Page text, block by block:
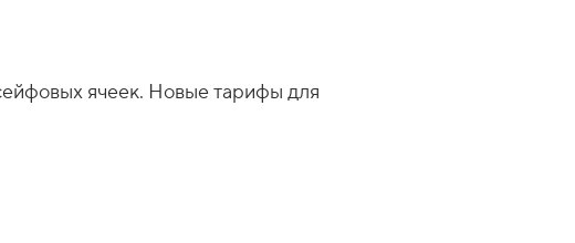
ячеек. Новые тарифы для